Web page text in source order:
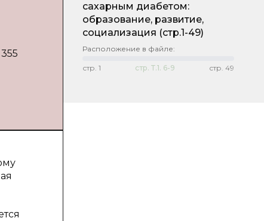
сахарным диабетом:
образование, развитие,
социализация (стр.1-49)
Расположение в файле:
стр. 1 стр. Т.1. 6-9 стр. 49